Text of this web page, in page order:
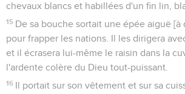
chevaux blancs et habillées d'un fin lin,
15 De sa bouche sortait une épée aiguë [à
pour frapper les nations. Il les dirigera
et il écrasera lui-même le raisin dans la
l'ardente colère du Dieu tout-puissant.
16 Il portait sur son vêtement et sur sa